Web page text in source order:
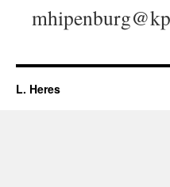
L. Heres